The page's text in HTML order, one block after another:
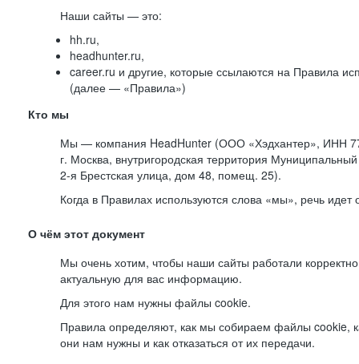
Наши сайты — это:
hh.ru,
headhunter.ru,
career.ru и другие, которые ссылаются на Правила
(далее — «Правила»)
Кто мы
Мы — компания HeadHunter (ООО «Хэдхантер», ИНН
г. Москва, внутригородская территория Муниципальный
2-я Брестская улица, дом 48, помещ. 25).
Когда в Правилах используются слова «мы», речь
О чём этот документ
Мы очень хотим, чтобы наши сайты работали
актуальную для вас информацию.
Для этого нам нужны файлы cookie.
Правила определяют, как мы собираем файлы cookie,
они нам нужны и как отказаться от их передачи.